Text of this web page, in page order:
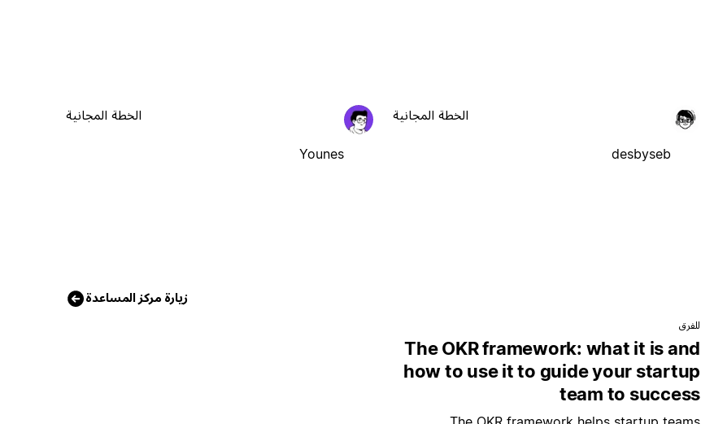
desbyseb
الخطة المجانية
Younes
الخطة المجانية
زيارة مركز المساعدة
للفرق
The OKR framework: what it is and
how to use it to guide your startup
team to success